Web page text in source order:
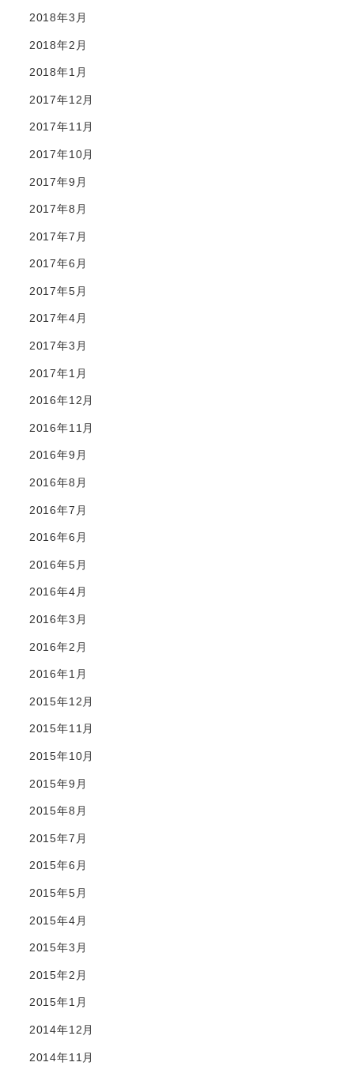
2018年3月
2018年2月
2018年1月
2017年12月
2017年11月
2017年10月
2017年9月
2017年8月
2017年7月
2017年6月
2017年5月
2017年4月
2017年3月
2017年1月
2016年12月
2016年11月
2016年9月
2016年8月
2016年7月
2016年6月
2016年5月
2016年4月
2016年3月
2016年2月
2016年1月
2015年12月
2015年11月
2015年10月
2015年9月
2015年8月
2015年7月
2015年6月
2015年5月
2015年4月
2015年3月
2015年2月
2015年1月
2014年12月
2014年11月